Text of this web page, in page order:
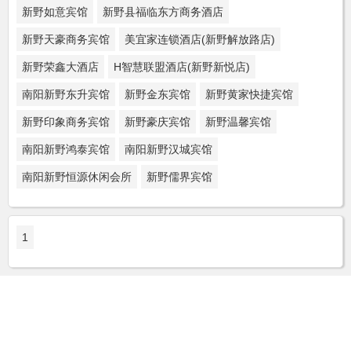
新野如意宾馆 新野县福临东方商务酒店
新野天豪商务宾馆 美宜家连锁酒店(新野解放路店)
新野荣鑫大酒店 H智慧联盟酒店(新野新悦店)
南阳新野东升宾馆 新野金东宾馆 新野黄家快捷宾馆
新野印象商务宾馆 新野豪庆宾馆 新野温馨宾馆
南阳新野鸿泰宾馆 南阳新野汉城宾馆
南阳新野恒源休闲会所 新野儒界宾馆
1